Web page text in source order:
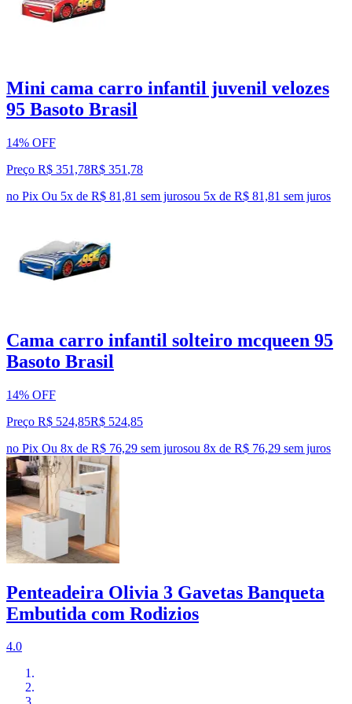
Mini cama carro infantil juvenil velozes
95 Basoto Brasil
14% OFF
Preço R$ 351,78R$ 351 ,78
no Pix Ou 5x de R$ 81,81 sem jurosou 5x de R$ 81,81 sem juros
Cama carro infantil solteiro mcqueen 95
Basoto Brasil
14% OFF
Preço R$ 524,85R$ 524,85
no Pix Ou 8x de R$ 76,29 sem jurosou 8x de R$ 76,29 sem juros
Penteadeira Olivia 3 Gavetas Banqueta
Embutida com Rodizios
4.0